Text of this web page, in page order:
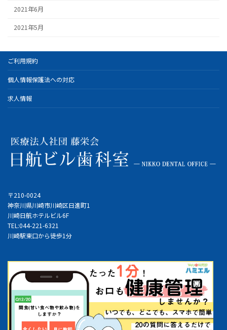
2021年6月
2021年5月
ご利用規約
個人情報保護法への対応
求人情報
〒210-0024
神奈川県川崎市川崎区日進町1
川崎日航ホテルビル6F
TEL:044-221-6321
川崎駅東口から徒歩1分